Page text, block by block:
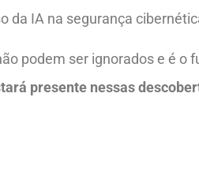
da IA ​​na segurança
podem ser ignorados e é o
presente nessas